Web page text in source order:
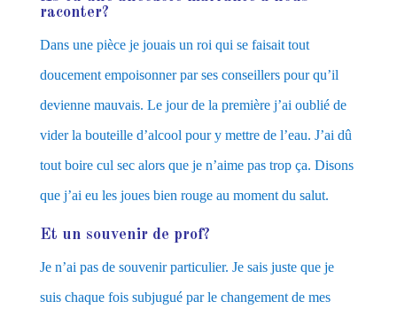
raconter?
Dans une pièce je jouais un roi qui se faisait tout
doucement empoisonner par ses conseillers pour qu’il
devienne mauvais. Le jour de la première j’ai oublié de
vider la bouteille d’alcool pour y mettre de l’eau. J’ai dû
tout boire cul sec alors que je n’aime pas trop ça. Disons
que j’ai eu les joues bien rouge au moment du salut.
Et un souvenir de prof?
Je n’ai pas de souvenir particulier. Je sais juste que je
suis chaque fois subjugué par le changement de mes